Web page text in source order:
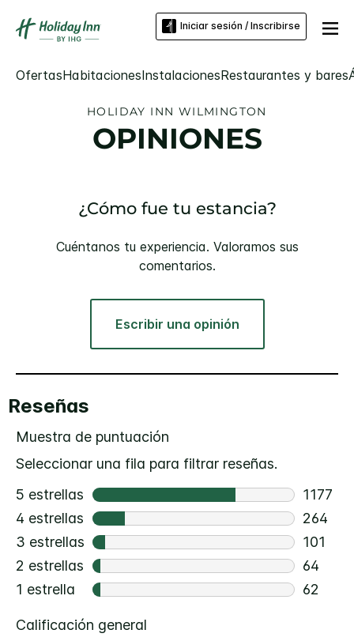
Iniciar sesión / Inscribirse
OfertasHabitacionesInstalacionesRestaurantes y bares
HOLIDAY INN WILMINGTON
OPINIONES
¿Cómo fue tu estancia?
Cuéntanos tu experiencia. Valoramos sus
comentarios.
Escribir una opinión